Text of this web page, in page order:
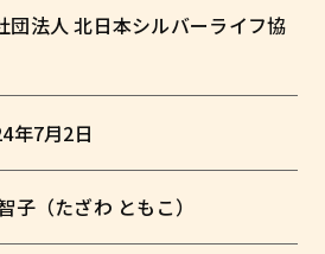
団法人 北日本シルバーライフ協
年7月2日
子（たざわ ともこ）